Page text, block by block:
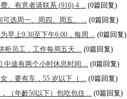
。有意者请联系 (916) 4 ... (0篇回复)
选周一、周四、周五、 ... (0篇回复)
早上9:30至下午6:00，每周 ... (0篇回复)
柜员工，工作每周五天 ... (0篇回复)
中途有两个小时休息时间 ... (0篇回复)
，要有车，55 岁以下（ ... (0篇回复)
（年齡50以下）包吃包住 ... (0篇回复)